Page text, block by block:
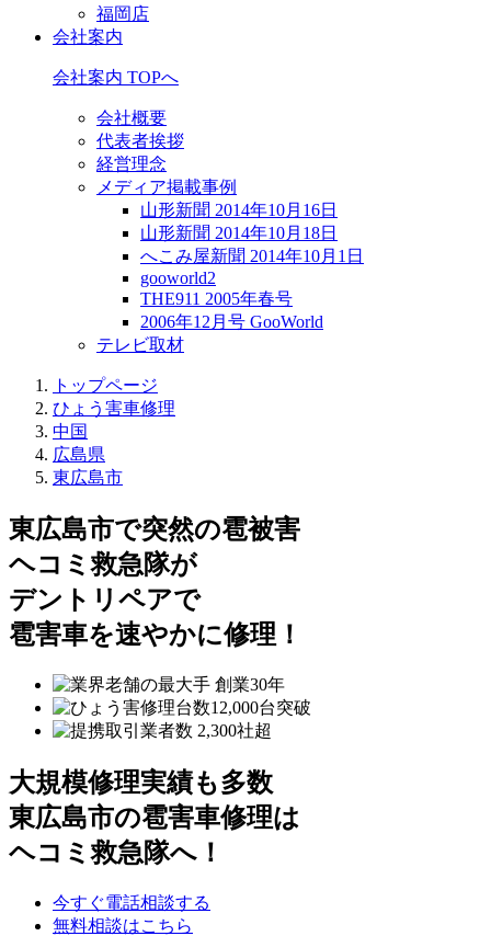
福岡店
会社案内
会社案内 TOPへ
会社概要
代表者挨拶
経営理念
メディア掲載事例
山形新聞 2014年10月16日
山形新聞 2014年10月18日
へこみ屋新聞 2014年10月1日
gooworld2
THE911 2005年春号
2006年12月号 GooWorld
テレビ取材
トップページ
ひょう害車修理
中国
広島県
東広島市
東広島市で突然の雹被害
ヘコミ救急隊が
デントリペアで
雹害車を速やかに修理！
大規模修理実績も多数
東広島市の雹害車修理は
ヘコミ救急隊へ！
今すぐ電話相談する
無料相談はこちら